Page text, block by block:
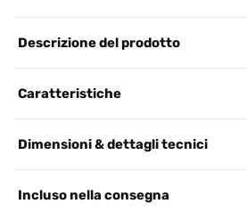
Descrizione del prodotto
Caratteristiche
Dimensioni & dettagli tecnici
Incluso nella consegna